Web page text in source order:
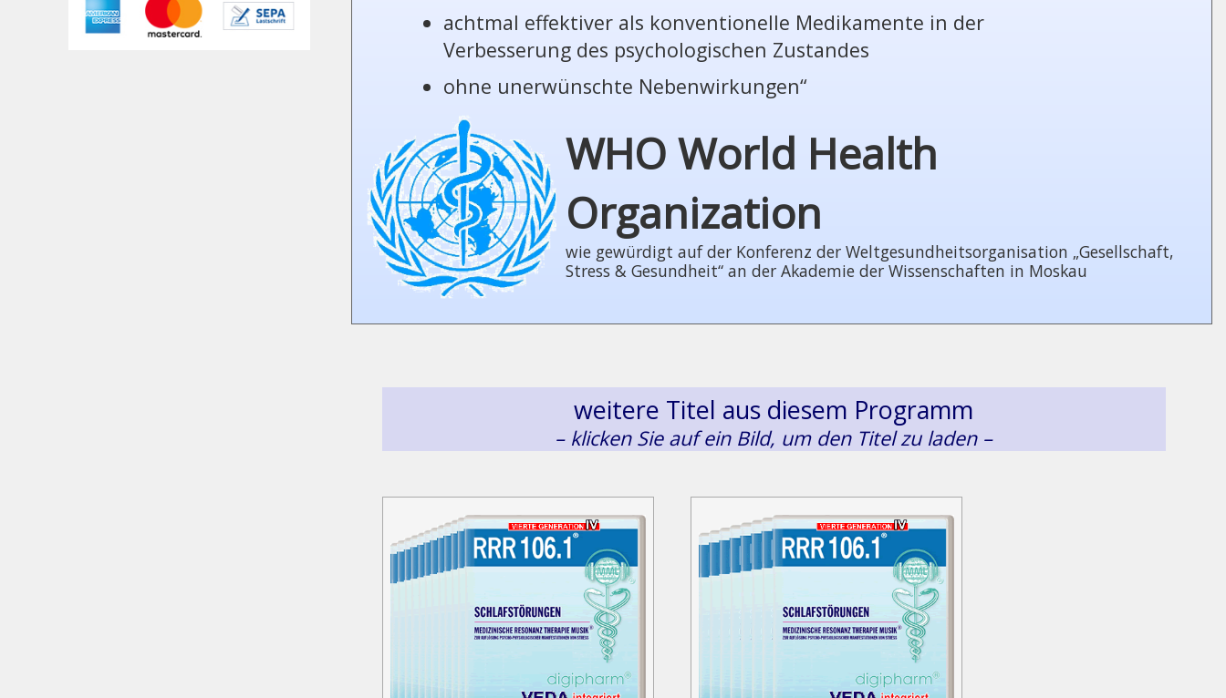
achtmal effektiver als konventionelle Medikamente in der
Verbesserung des psychologischen Zustandes
ohne unerwünschte Nebenwirkungen“
WHO World Health
Organization
wie gewürdigt auf der Konferenz der Welt­ge­sund­heits­or­ga­ni­sa­tion „Gesellschaft,
Stress & Gesundheit“ an der Akademie der Wissenschaften in Moskau
weitere Titel aus diesem Programm
– klicken Sie auf ein Bild, um den Titel zu laden –